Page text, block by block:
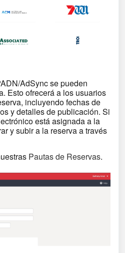
AdSync se pueden
Esto ofrecerá a los usuarios
incluyendo fechas de
y detalles de publicación. Si
está asignada a la
y subir a la reserva a través
Pautas de Reservas.